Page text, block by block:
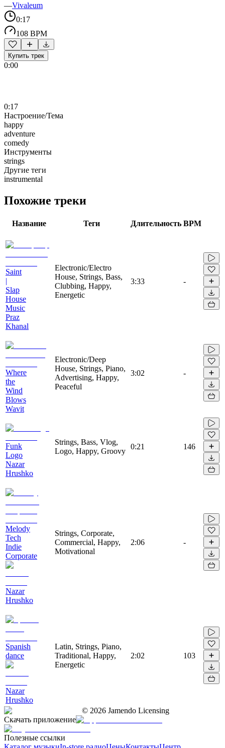
—Vivaleum
0:17
108 BPM
Купить трек
0:00
0:17
Настроение/Тема
happy
adventure
comedy
Инструменты
strings
Другие теги
instrumental
Похожие треки
Название Теги Длительность BPM
Saint
|
Slap
House
Music
Praz
Khanal
Electronic/Electro
House, Strings, Bass,
Clubbing, Happy,
Energetic
3:33 -
Where
the
Wind
Blows
Wavit
Electronic/Deep
House, Strings, Piano,
Advertising, Happy,
Peaceful
3:02 -
Funk
Logo
Nazar
Hrushko
Strings, Bass, Vlog,
Logo, Happy, Groovy
0:21 146
Melody
Tech
Indie
Corporate
Nazar
Hrushko
Strings, Corporate,
Commercial, Happy,
Motivational
2:06 -
Spanish
dance
Nazar
Hrushko
Latin, Strings, Piano,
Traditional, Happy,
Energetic
2:02 103
© 2026 Jamendo Licensing
Скачать приложение
Полезные ссылки